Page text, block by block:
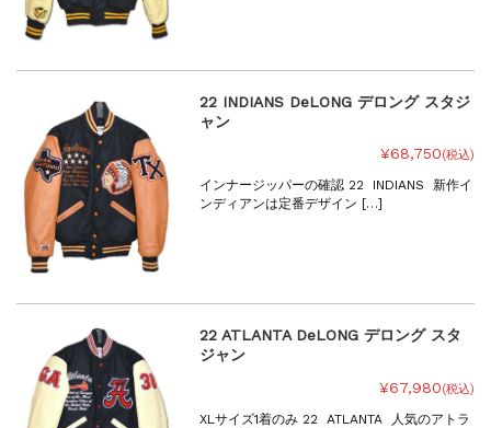
22 INDIANS DeLONG デロング スタジ
ャン
¥68,750(税込)
インナージッパーの確認 22 INDIANS 新作イ
ンディアンは定番デザイン […]
22 ATLANTA DeLONG デロング スタ
ジャン
¥67,980(税込)
XLサイズ1着のみ 22 ATLANTA 人気のアトラ